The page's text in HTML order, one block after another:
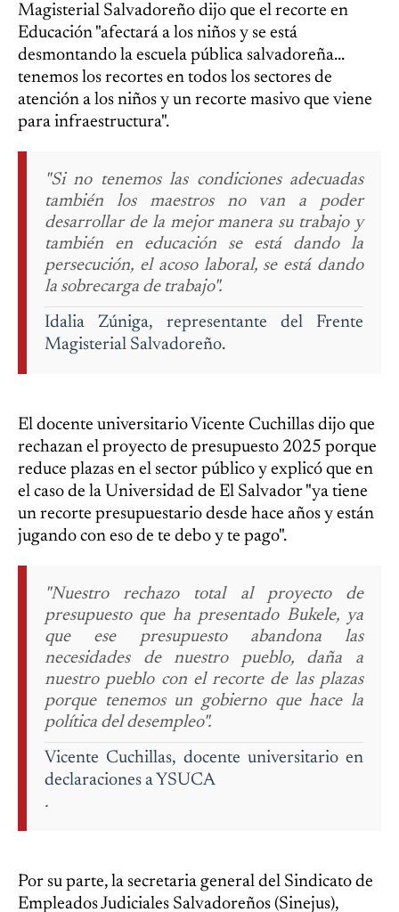
Magisterial Salvadoreño dijo que el recorte en
Educación "afectará a los niños y se está
desmontando la escuela pública salvadoreña...
tenemos los recortes en todos los sectores de
atención a los niños y un recorte masivo que viene
para infraestructura".
"Si no tenemos las condiciones adecuadas
también los maestros no van a poder
desarrollar de la mejor manera su trabajo y
también en educación se está dando la
persecución, el acoso laboral, se está dando
la sobrecarga de trabajo".
Idalia Zúniga, representante del Frente
Magisterial Salvadoreño.
El docente universitario Vicente Cuchillas dijo que
rechazan el proyecto de presupuesto 2025 porque
reduce plazas en el sector público y explicó que en
el caso de la Universidad de El Salvador "ya tiene
un recorte presupuestario desde hace años y están
jugando con eso de te debo y te pago".
"Nuestro rechazo total al proyecto de
presupuesto que ha presentado Bukele, ya
que ese presupuesto abandona las
necesidades de nuestro pueblo, daña a
nuestro pueblo con el recorte de las plazas
porque tenemos un gobierno que hace la
política del desempleo".
Vicente Cuchillas, docente universitario en
declaraciones a YSUCA
.
Por su parte, la secretaria general del Sindicato de
Empleados Judiciales Salvadoreños (Sinejus),